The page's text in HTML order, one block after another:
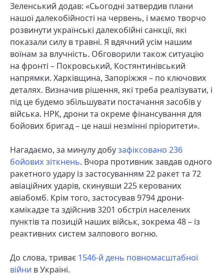
Зеленський додав: «Сьогодні затвердив плани
нашої далекобійності на червень, і маємо творчо
розвинути українські далекобійні санкції, які
показали силу в травні. Я вдячний усім нашим
воїнам за влучність. Обговорили також ситуацію
на фронті – Покровський, Костянтинівський
напрямки. Харківщина, Запоріжжя – по ключових
деталях. Визначив рішення, які треба реалізувати, і
під це будемо збільшувати постачання засобів у
війська. НРК, дрони та окреме фінансування для
бойових бригад – це наші незмінні пріоритети».
Нагадаємо, за минулу добузафіксовано 236
бойових зіткнень. Вчора противник завдав одного
ракетного удару із застосуванням 22 ракет та 72
авіаційних ударів, скинувши 225 керованих
авіабомб. Крім того, застосував 9794 дрони-
камікадзе та здійснив 3201 обстріл населених
пунктів та позицій наших військ, зокрема 48 – із
реактивних систем залпового вогню.
До слова, триває 1546-й день повномасштабної
війни в Україні.